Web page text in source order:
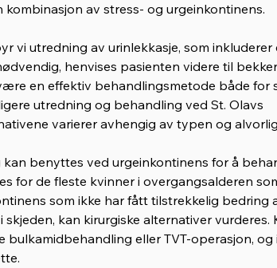
av stress- og urgeinkontinens.
vi utredning av urinlekkasje, som
henvises pasienten videre til
en effektiv behandlingsmetode både for
utredning og behandling ved St. Olavs
varierer avhengig av typen og
benyttes ved urgeinkontinens for å
for de fleste kvinner i overgangsalderen
som ikke har fått tilstrekkelig bedring
kan kirurgiske alternativer
eller TVT-operasjon, og